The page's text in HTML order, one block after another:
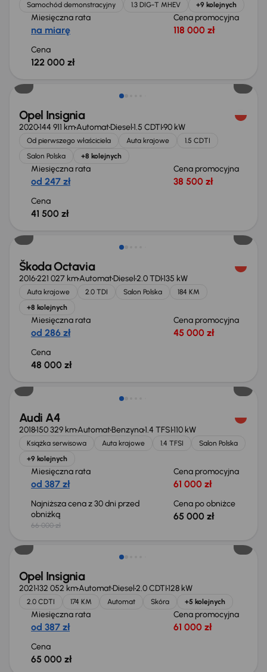
Samochód demonstracyjny
1.3 DIG-T MHEV +9 kolejnych
Miesięczna rata
na miarę
Cena promocyjna
118 000 zł
Cena
122 000 zł
Opel Insignia
2020144 911 kmAutomatDiesel1.5 CDTI90 kW
Od pierwszego właściciela Auta krajowe
1.5 CDTI
Salon Polska
+8 kolejnych
Miesięczna rata
od 247 zł
Cena promocyjna
38 500 zł
Cena
41 500 zł
Škoda Octavia
2016221 027 kmAutomatDiesel2.0 TDI135 kW
Auta krajowe 2.0 TDI Salon Polska
184 KM
+8 kolejnych
Miesięczna rata
od 286 zł
Cena promocyjna
45 000 zł
Cena
48 000 zł
Taniej o 1 000 zł
Audi A4
2018150 329 kmAutomatBenzyna1.4 TFSI110 kW
Książka serwisowa Auta krajowe 1.4 TFSI
Salon Polska
+9 kolejnych
Miesięczna rata
od 387 zł
Cena promocyjna
61 000 zł
Najniższa cena z 30 dni przed
obniżką
66 000 zł
Cena po obniżce
65 000 zł
Opel Insignia
2021132 052 kmAutomatDiesel2.0 CDTI128 kW
2.0 CDTI 174 KM Automat Skóra +5 kolejnych
Miesięczna rata
od 387 zł
Cena promocyjna
61 000 zł
Cena
65 000 zł
Taniej o 1 000 zł